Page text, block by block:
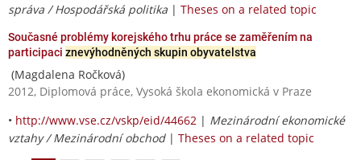
správa / Hospodářská politika | Theses on a related topic
Současné problémy korejského trhu práce se zaměřením na
participaci znevýhodněných skupin obyvatelstva
(Magdalena Ročková)
2012, Diplomová práce, Vysoká škola ekonomická v Praze
• http://www.vse.cz/vskp/eid/44662 | Mezinárodní ekonomické
vztahy / Mezinárodní obchod| Theses on a related topic